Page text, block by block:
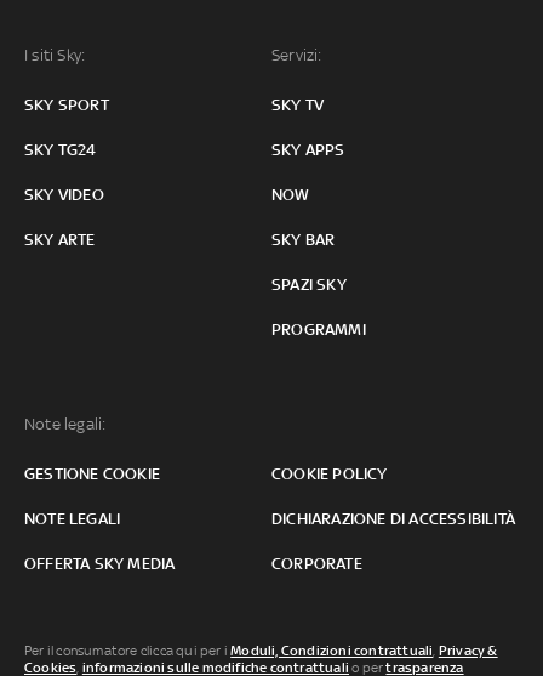
I siti Sky:
SKY SPORT
SKY TG24
SKY VIDEO
SKY ARTE
Servizi:
SKY TV
SKY APPS
NOW
SKY BAR
SPAZI SKY
PROGRAMMI
Note legali:
GESTIONE COOKIE COOKIE POLICY
NOTE LEGALI DICHIARAZIONE DI ACCESSIBILITÀ
OFFERTA SKY MEDIA CORPORATE
Per il consumatore clicca qui per iModuli, Condizioni contrattuali, Privacy &
Cookies, informazioni sulle modifiche contrattuali o pertrasparenza